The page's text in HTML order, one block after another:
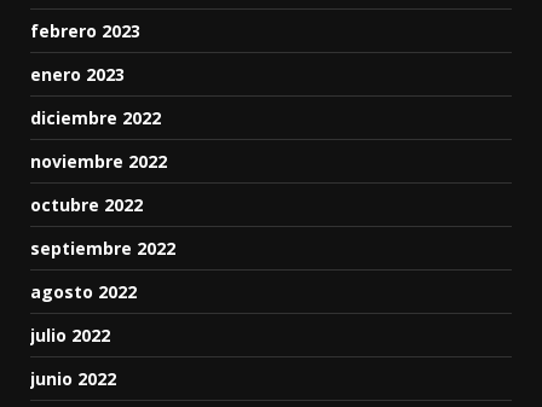
febrero 2023
enero 2023
diciembre 2022
noviembre 2022
octubre 2022
septiembre 2022
agosto 2022
julio 2022
junio 2022